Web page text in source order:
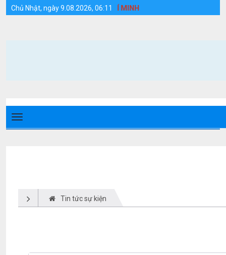
Tin tức sự kiện - Huyện Cồn Cỏ
Chủ Nhật, ngày 9.08.2026, 06:11
Tin tức sự kiện